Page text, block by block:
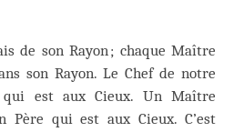
de son Rayon ; chaque Maître
son Rayon. Le Chef de notre
est aux Cieux. Un Maître
Père qui est aux Cieux. C’est